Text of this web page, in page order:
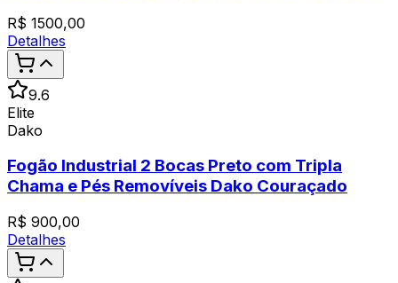
R$ 1500,00
Detalhes
9.6
Elite
Dako
Fogão Industrial 2 Bocas Preto com Tripla
Chama e Pés Removíveis Dako Couraçado
R$ 900,00
Detalhes